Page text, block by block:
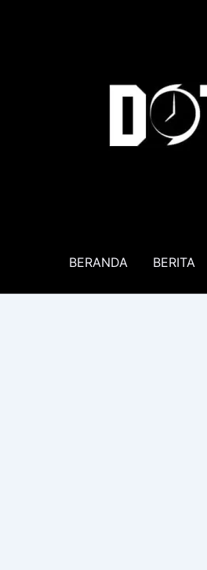
BERANDA BERITA